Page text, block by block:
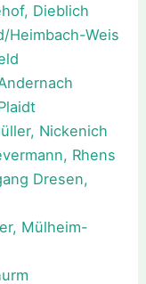
Dieblich
Heimbach-Weis
Nickenich
Rhens
Dresen,
Mülheim-